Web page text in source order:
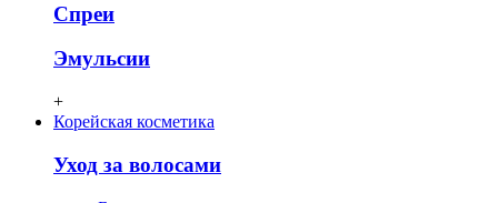
Спреи
Эмульсии
+
Корейская косметика
Уход за волосами